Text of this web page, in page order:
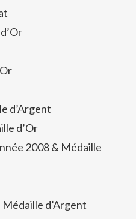
d’Argent
d’Or
2008 & Médaille
d’Argent